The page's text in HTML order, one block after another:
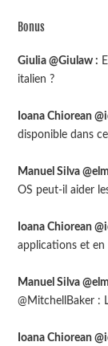
Bonus
Giulia @Giulaw :
italien ?
Ioana Chiorean
disponible dans
Manuel Silva
OS peut-il aider
Ioana Chiorean
applications et
Manuel Silva
@MitchellBaker :
Ioana Chiorean